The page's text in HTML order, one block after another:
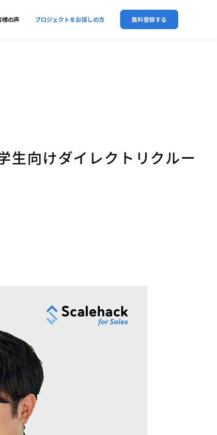
様の声 プロジェクトをお探しの方 無料登録する
生向けダイレクトリクルー